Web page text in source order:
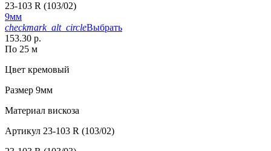
23-103 R (103/02)
9мм
checkmark_alt_circleВыбрать
153.30 р.
По 25 м
Цвет кремовый
Размер 9мм
Материал вискоза
Артикул 23-103 R (103/02)